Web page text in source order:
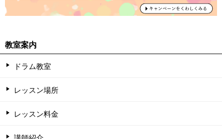
教室案内
ドラム教室
レッスン場所
レッスン料金